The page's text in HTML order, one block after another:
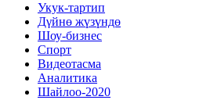
Укук-тартип
Дγйнө жүзүндө
Шоу-бизнес
Спорт
Видеотасма
Аналитика
Шайлоо-2020